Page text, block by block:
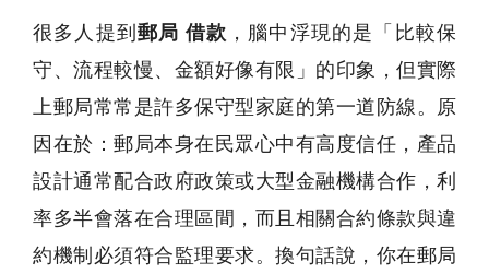
很多人提到 郵局 借款 ，腦中浮現的是「比較保
守、流程較慢、金額好像有限」的印象，但實際
上郵局常常是許多保守型家庭的第一道防線。原
因在於：郵局本身在民眾心中有高度信任，產品
設計通常配合政府政策或大型金融機構合作，利
率多半會落在合理區間，而且相關合約條款與違
約機制必須符合監理要求。換句話說，你在郵局